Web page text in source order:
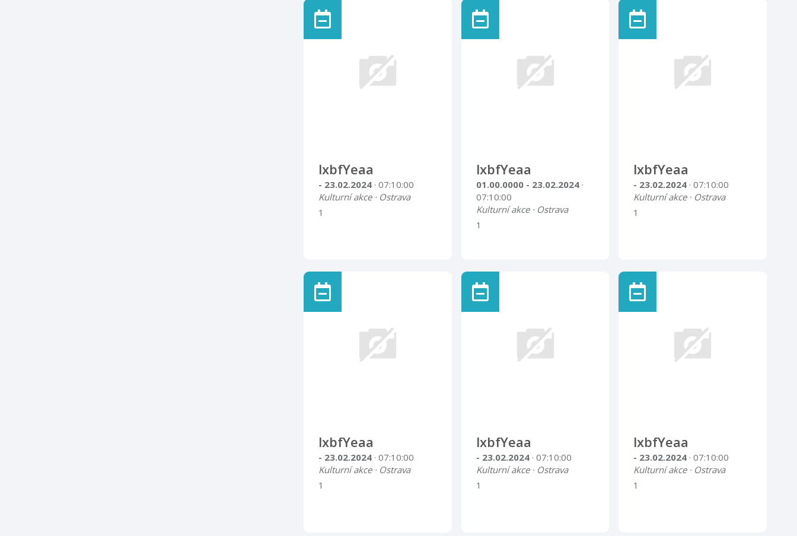
lxbfYeaa
- 23.02.2024 · 07:10:00
Kulturní akce · Ostrava
1
lxbfYeaa
01.00.0000 - 23.02.2024 ·
07:10:00
Kulturní akce · Ostrava
1
lxbfYeaa
- 23.02.2024 · 07:10:00
Kulturní akce · Ostrava
1
lxbfYeaa
- 23.02.2024 · 07:10:00
Kulturní akce · Ostrava
1
lxbfYeaa
- 23.02.2024 · 07:10:00
Kulturní akce · Ostrava
1
lxbfYeaa
- 23.02.2024 · 07:10:00
Kulturní akce · Ostrava
1